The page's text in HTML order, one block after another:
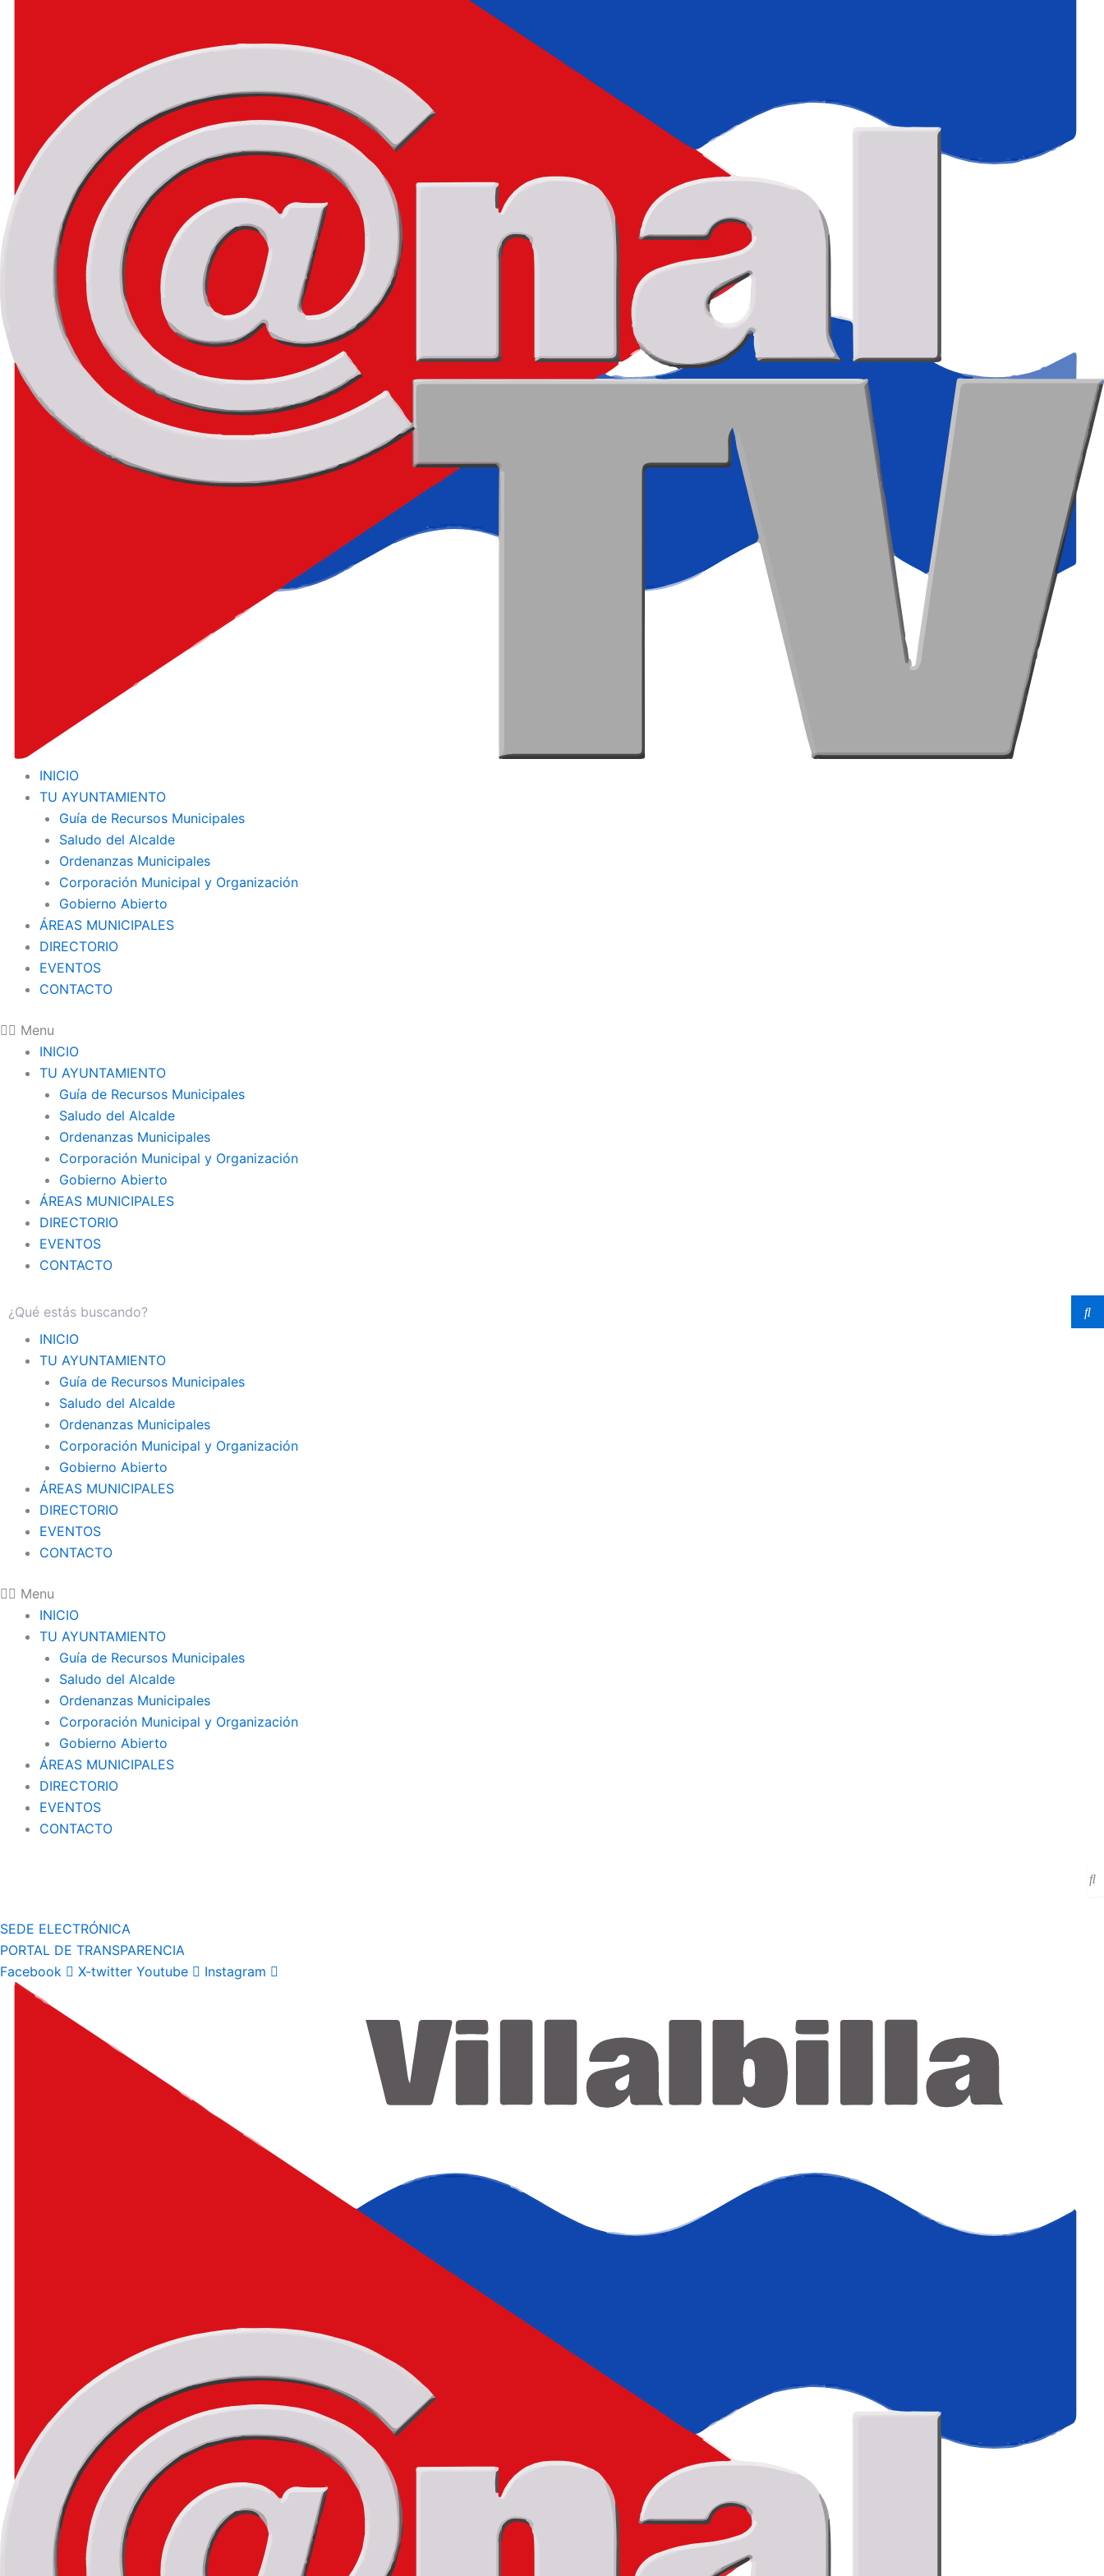
INICIO
TU AYUNTAMIENTO
Guía de Recursos Municipales
Saludo del Alcalde
Ordenanzas Municipales
Corporación Municipal y Organización
Gobierno Abierto
ÁREAS MUNICIPALES
DIRECTORIO
EVENTOS
CONTACTO
Menu
INICIO
TU AYUNTAMIENTO
Guía de Recursos Municipales
Saludo del Alcalde
Ordenanzas Municipales
Corporación Municipal y Organización
Gobierno Abierto
ÁREAS MUNICIPALES
DIRECTORIO
EVENTOS
CONTACTO
INICIO
TU AYUNTAMIENTO
Guía de Recursos Municipales
Saludo del Alcalde
Ordenanzas Municipales
Corporación Municipal y Organización
Gobierno Abierto
ÁREAS MUNICIPALES
DIRECTORIO
EVENTOS
CONTACTO
Menu
INICIO
TU AYUNTAMIENTO
Guía de Recursos Municipales
Saludo del Alcalde
Ordenanzas Municipales
Corporación Municipal y Organización
Gobierno Abierto
ÁREAS MUNICIPALES
DIRECTORIO
EVENTOS
CONTACTO
SEDE ELECTRÓNICA
PORTAL DE TRANSPARENCIA
Facebook
X-twitter Youtube Instagram